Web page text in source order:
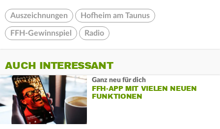
Auszeichnungen Hofheim am Taunus
FFH-Gewinnspiel Radio
AUCH INTERESSANT
Ganz neu für dich
FFH-APP MIT VIELEN NEUEN
FUNKTIONEN